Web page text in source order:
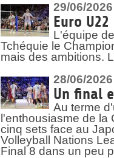
29/06/2026
Euro
L'équipe
Tchéquie le
mais des ambitions.
28/06/2026
Un final
Au terme
l'enthousiasme de
cinq sets face au
Volleyball Nations
Final 8 dans un peu